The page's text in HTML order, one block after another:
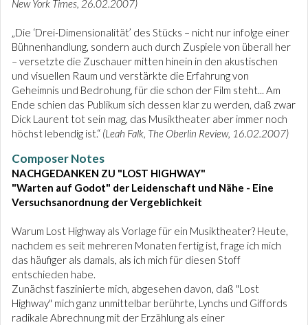
New York Times, 26.02.2007)
„Die ‘Drei-Dimensionalität’ des Stücks – nicht nur infolge einer
Bühnenhandlung, sondern auch durch Zuspiele von überall her
– versetzte die Zuschauer mitten hinein in den akustischen
und visuellen Raum und verstärkte die Erfahrung von
Geheimnis und Bedrohung, für die schon der Film steht... Am
Ende schien das Publikum sich dessen klar zu werden, daß zwar
Dick Laurent tot sein mag, das Musiktheater aber immer noch
höchst lebendig ist.“ (Leah Falk, The Oberlin Review, 16.02.2007)
Composer Notes
NACHGEDANKEN ZU "LOST HIGHWAY"
"Warten auf Godot" der Leidenschaft und Nähe - Eine
Versuchsanordnung der Vergeblichkeit
Warum Lost Highway als Vorlage für ein Musiktheater? Heute,
nachdem es seit mehreren Monaten fertig ist, frage ich mich
das häufiger als damals, als ich mich für diesen Stoff
entschieden habe.
Zunächst faszinierte mich, abgesehen davon, daß "Lost
Highway" mich ganz unmittelbar berührte, Lynchs und Giffords
radikale Abrechnung mit der Erzählung als einer